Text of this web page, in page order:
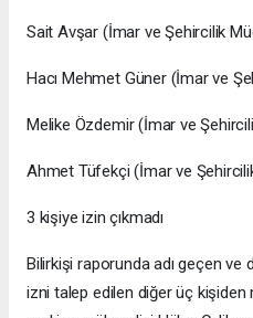
Sait Avşar (İmar ve Şehircilik
Hacı Mehmet Güner (İmar ve
Melike Özdemir (İmar ve
Ahmet Tüfekçi (İmar ve
3 kişiye izin çıkmadı
Bilirkişi raporunda adı geçen ve
izni talep edilen diğer üç